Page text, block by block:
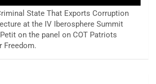
State That Exports Corruption
at the IV Iberosphere Summit
on the panel on COT Patriots
Freedom.